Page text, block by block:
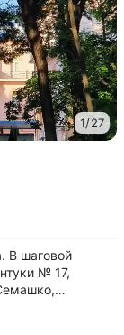
1/27
В шаговой
№ 17,
если